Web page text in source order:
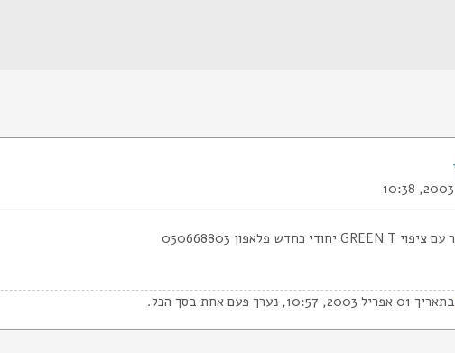
בתאריך 01 אפריל 2003, 10:57, נערך פעם אחת בסך הכל.